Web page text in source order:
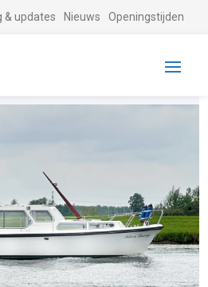
& updates Nieuws Openingstijden